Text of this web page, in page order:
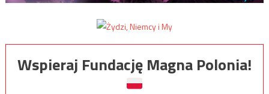
Wspieraj Fundację Magna Polonia!